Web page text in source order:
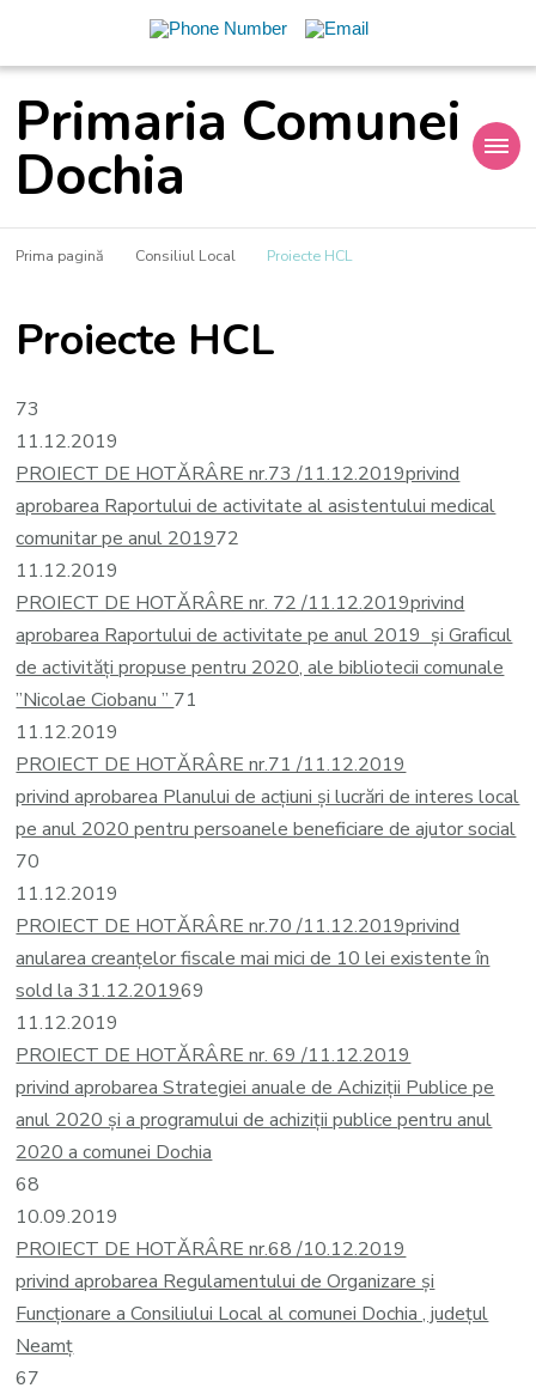
Primaria Comunei
Dochia
Prima pagină Consiliul Local Proiecte HCL
Proiecte HCL
73
11.12.2019
PROIECT DE HOTĂRÂRE nr.73 /11.12.2019privind
aprobarea Raportului de activitate al asistentului medical
comunitar pe anul 201972
11.12.2019
PROIECT DE HOTĂRÂRE nr. 72 /11.12.2019privind
aprobarea Raportului de activitate pe anul 2019 și Graficul
de activități propuse pentru 2020, ale bibliotecii comunale
”Nicolae Ciobanu ” 71
11.12.2019
PROIECT DE HOTĂRÂRE nr.71 /11.12.2019
privind aprobarea Planului de acţiuni și lucrări de interes local
pe anul 2020 pentru persoanele beneficiare de ajutor social
70
11.12.2019
PROIECT DE HOTĂRÂRE nr.70 /11.12.2019privind
anularea creanţelor fiscale mai mici de 10 lei existente în
sold la 31.12.201969
11.12.2019
PROIECT DE HOTĂRÂRE nr. 69 /11.12.2019
privind aprobarea Strategiei anuale de Achiziții Publice pe
anul 2020 și a programului de achiziţii publice pentru anul
2020 a comunei Dochia
68
10.09.2019
PROIECT DE HOTĂRÂRE nr.68 /10.12.2019
privind aprobarea Regulamentului de Organizare şi
Funcţionare a Consiliului Local al comunei Dochia , județul
Neamț
67